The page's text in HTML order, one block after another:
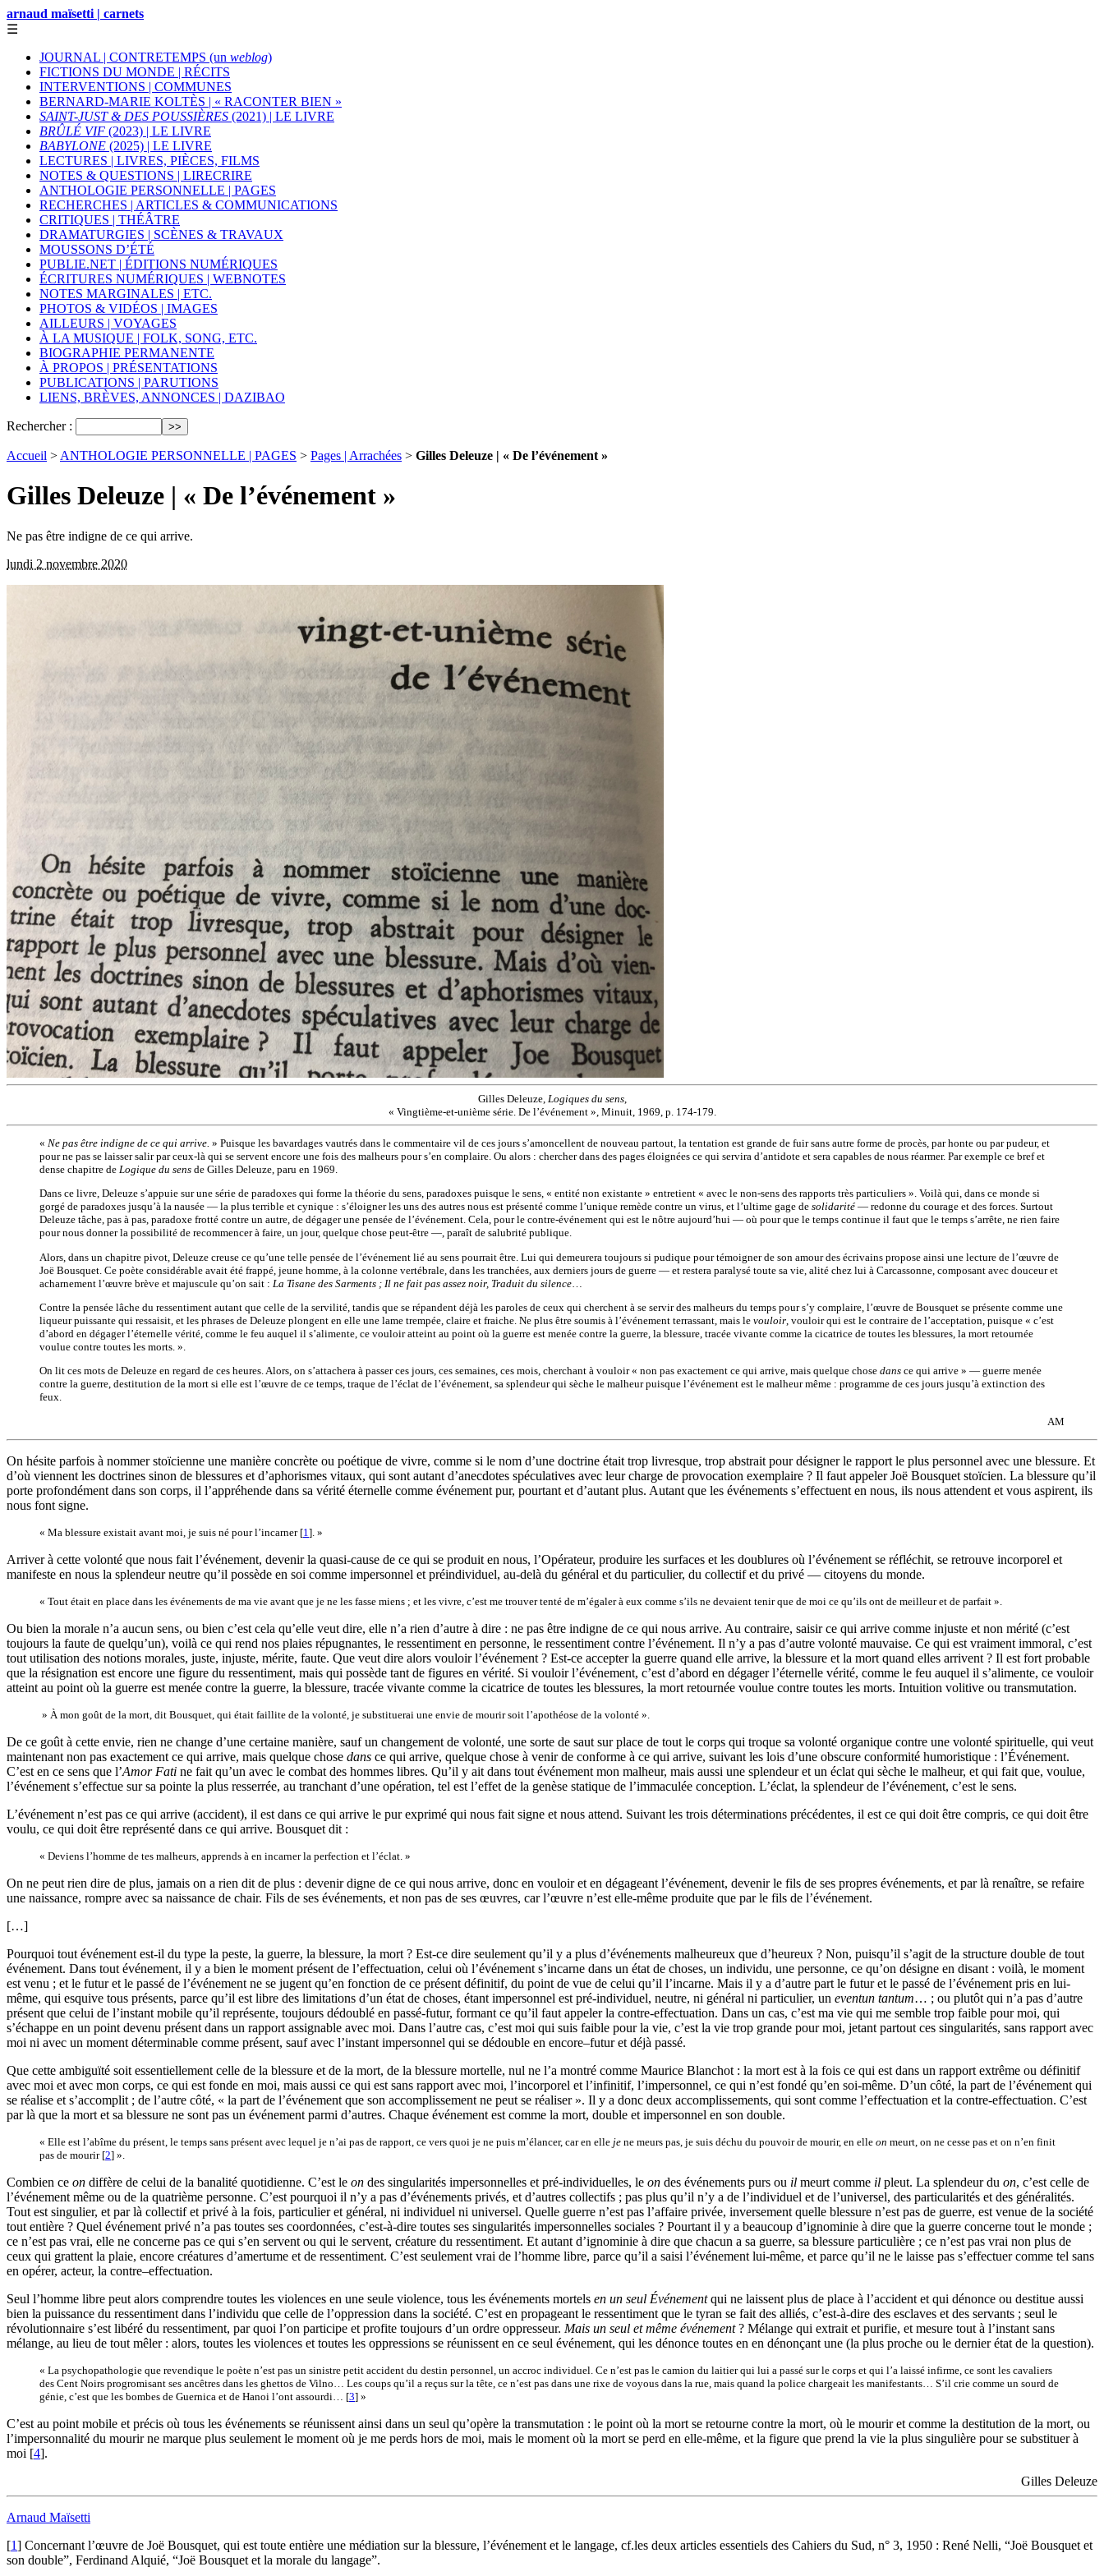
arnaud maïsetti | carnets
☰
JOURNAL | CONTRETEMPS (un weblog)
FICTIONS DU MONDE | RÉCITS
INTERVENTIONS | COMMUNES
BERNARD-MARIE KOLTÈS | « RACONTER BIEN »
SAINT-JUST & DES POUSSIÈRES (2021) | LE LIVRE
BRÛLÉ VIF (2023) | LE LIVRE
BABYLONE (2025) | LE LIVRE
LECTURES | LIVRES, PIÈCES, FILMS
NOTES & QUESTIONS | LIRECRIRE
ANTHOLOGIE PERSONNELLE | PAGES
RECHERCHES | ARTICLES & COMMUNICATIONS
CRITIQUES | THÉÂTRE
DRAMATURGIES | SCÈNES & TRAVAUX
MOUSSONS D’ÉTÉ
PUBLIE.NET | ÉDITIONS NUMÉRIQUES
ÉCRITURES NUMÉRIQUES | WEBNOTES
NOTES MARGINALES | ETC.
PHOTOS & VIDÉOS | IMAGES
AILLEURS | VOYAGES
À LA MUSIQUE | FOLK, SONG, ETC.
BIOGRAPHIE PERMANENTE
À PROPOS | PRÉSENTATIONS
PUBLICATIONS | PARUTIONS
LIENS, BRÈVES, ANNONCES | DAZIBAO
Rechercher :
Accueil > ANTHOLOGIE PERSONNELLE | PAGES > Pages | Arrachées > Gilles Deleuze | « De l’événement »
Gilles Deleuze | « De l’événement »
Ne pas être indigne de ce qui arrive.
lundi 2 novembre 2020
Gilles Deleuze, Logiques du sens,
« Vingtième-et-unième série. De l’événement », Minuit, 1969, p. 174-179.
« Ne pas être indigne de ce qui arrive. » Puisque les bavardages vautrés dans le commentaire vil de ces jours s’amoncellent de nouveau partout, la tentation est grande de fuir sans autre forme de procès, par honte ou par pudeur, et
pour ne pas se laisser salir par ceux-là qui se servent encore une fois des malheurs pour s’en complaire. Ou alors : chercher dans des pages éloignées ce qui servira d’antidote et sera capables de nous réarmer. Par exemple ce bref et
dense chapitre de Logique du sens de Gilles Deleuze, paru en 1969.
Dans ce livre, Deleuze s’appuie sur une série de paradoxes qui forme la théorie du sens, paradoxes puisque le sens, « entité non existante » entretient « avec le non-sens des rapports très particuliers ». Voilà qui, dans ce monde si
gorgé de paradoxes jusqu’à la nausée — la plus terrible et cynique : s’éloigner les uns des autres nous est présenté comme l’unique remède contre un virus, et l’ultime gage de solidarité — redonne du courage et des forces. Surtout
Deleuze tâche, pas à pas, paradoxe frotté contre un autre, de dégager une pensée de l’événement. Cela, pour le contre-événement qui est le nôtre aujourd’hui — où pour que le temps continue il faut que le temps s’arrête, ne rien faire
pour nous donner la possibilité de recommencer à faire, un jour, quelque chose peut-être —, paraît de salubrité publique.
Alors, dans un chapitre pivot, Deleuze creuse ce qu’une telle pensée de l’événement lié au sens pourrait être. Lui qui demeurera toujours si pudique pour témoigner de son amour des écrivains propose ainsi une lecture de l’œuvre de
Joë Bousquet. Ce poète considérable avait été frappé, jeune homme, à la colonne vertébrale, dans les tranchées, aux derniers jours de guerre — et restera paralysé toute sa vie, alité chez lui à Carcassonne, composant avec douceur et
acharnement l’œuvre brève et majuscule qu’on sait : La Tisane des Sarments ; Il ne fait pas assez noir, Traduit du silence
Contre la pensée lâche du ressentiment autant que celle de la servilité, tandis que se répandent déjà les paroles de ceux qui cherchent à se servir des malheurs du temps pour s’y complaire, l’œuvre de Bousquet se présente comme une
liqueur puissante qui ressaisit, et les phrases de Deleuze plongent en elle une lame trempée, claire et fraiche. Ne plus être soumis à l’événement terrassant, mais le vouloir , vouloir qui est le contraire de l’acceptation, puisque « c’est
d’abord en dégager l’éternelle vérité, comme le feu auquel il s’alimente, ce vouloir atteint au point où la guerre est menée contre la guerre, la blessure, tracée vivante comme la cicatrice de toutes les blessures, la mort retournée
voulue contre toutes les morts. ».
On lit ces mots de Deleuze en regard de ces heures. Alors, on s’attachera à passer ces jours, ces semaines, ces mois, cherchant à vouloir « non pas exactement ce qui arrive, mais quelque chose dans ce qui arrive » — guerre menée
contre la guerre, destitution de la mort si elle est l’œuvre de ce temps, traque de l’éclat de l’événement, sa splendeur qui sèche le malheur puisque l’événement est le malheur même : programme de ces jours jusqu’à extinction des
feux.
AM
On hésite parfois à nommer stoïcienne une manière concrète ou poétique de vivre, comme si le nom d’une doctrine était trop livresque, trop abstrait pour désigner le rapport le plus personnel avec une blessure. Et
d’où viennent les doctrines sinon de blessures et d’aphorismes vitaux, qui sont autant d’anecdotes spéculatives avec leur charge de provocation exemplaire ? Il faut appeler Joë Bousquet stoïcien. La blessure qu’il
porte profondément dans son corps, il l’appréhende dans sa vérité éternelle comme événement pur, pourtant et d’autant plus. Autant que les événements s’effectuent en nous, ils nous attendent et vous aspirent, ils
nous font signe.
« Ma blessure existait avant moi, je suis né pour l’incarner[1 ] . »
Arriver à cette volonté que nous fait l’événement, devenir la quasi-cause de ce qui se produit en nous, l’Opérateur, produire les surfaces et les doublures où l’événement se réfléchit, se retrouve incorporel et
manifeste en nous la splendeur neutre qu’il possède en soi comme impersonnel et préindividuel, au-delà du général et du particulier, du collectif et du privé — citoyens du monde.
« Tout était en place dans les événements de ma vie avant que je ne les fasse miens ; et les vivre, c’est me trouver tenté de m’égaler à eux comme s’ils ne devaient tenir que de moi ce qu’ils ont de meilleur et de parfait ».
Ou bien la morale n’a aucun sens, ou bien c’est cela qu’elle veut dire, elle n’a rien d’autre à dire : ne pas être indigne de ce qui nous arrive. Au contraire, saisir ce qui arrive comme injuste et non mérité (c’est
toujours la faute de quelqu’un), voilà ce qui rend nos plaies répugnantes, le ressentiment en personne, le ressentiment contre l’événement. Il n’y a pas d’autre volonté mauvaise. Ce qui est vraiment immoral, c’est
tout utilisation des notions morales, juste, injuste, mérite, faute. Que veut dire alors vouloir l’événement ? Est-ce accepter la guerre quand elle arrive, la blessure et la mort quand elles arrivent ? Il est fort probable
que la résignation est encore une figure du ressentiment, mais qui possède tant de figures en vérité. Si vouloir l’événement, c’est d’abord en dégager l’éternelle vérité, comme le feu auquel il s’alimente, ce vouloir
atteint au point où la guerre est menée contre la guerre, la blessure, tracée vivante comme la cicatrice de toutes les blessures, la mort retournée voulue contre toutes les morts. Intuition volitive ou transmutation.
» À mon goût de la mort, dit Bousquet, qui était faillite de la volonté, je substituerai une envie de mourir soit l’apothéose de la volonté ».
De ce goût à cette envie, rien ne change d’une certaine manière, sauf un changement de volonté, une sorte de saut sur place de tout le corps qui troque sa volonté organique contre une volonté spirituelle, qui veut
maintenant non pas exactement ce qui arrive, mais quelque chose dans ce qui arrive, quelque chose à venir de conforme à ce qui arrive, suivant les lois d’une obscure conformité humoristique : l’Événement.
C’est en ce sens que l’Amor Fati ne fait qu’un avec le combat des hommes libres. Qu’il y ait dans tout événement mon malheur, mais aussi une splendeur et un éclat qui sèche le malheur, et qui fait que, voulue,
l’événement s’effectue sur sa pointe la plus resserrée, au tranchant d’une opération, tel est l’effet de la genèse statique de l’immaculée conception. L’éclat, la splendeur de l’événement, c’est le sens.
L’événement n’est pas ce qui arrive (accident), il est dans ce qui arrive le pur exprimé qui nous fait signe et nous attend. Suivant les trois déterminations précédentes, il est ce qui doit être compris, ce qui doit être
voulu, ce qui doit être représenté dans ce qui arrive. Bousquet dit :
« Deviens l’homme de tes malheurs, apprends à en incarner la perfection et l’éclat. »
On ne peut rien dire de plus, jamais on a rien dit de plus : devenir digne de ce qui nous arrive, donc en vouloir et en dégageant l’événement, devenir le fils de ses propres événements, et par là renaître, se refaire
une naissance, rompre avec sa naissance de chair. Fils de ses événements, et non pas de ses œuvres, car l’œuvre n’est elle-même produite que par le fils de l’événement.
[…]
Pourquoi tout événement est-il du type la peste, la guerre, la blessure, la mort ? Est-ce dire seulement qu’il y a plus d’événements malheureux que d’heureux ? Non, puisqu’il s’agit de la structure double de tout
événement. Dans tout événement, il y a bien le moment présent de l’effectuation, celui où l’événement s’incarne dans un état de choses, un individu, une personne, ce qu’on désigne en disant : voilà, le moment
est venu ; et le futur et le passé de l’événement ne se jugent qu’en fonction de ce présent définitif, du point de vue de celui qu’il l’incarne. Mais il y a d’autre part le futur et le passé de l’événement pris en lui-
même, qui esquive tous présents, parce qu’il est libre des limitations d’un état de choses, étant impersonnel est pré-individuel, neutre, ni général ni particulier, un eventun tantum… ; ou plutôt qui n’a pas d’autre
présent que celui de l’instant mobile qu’il représente, toujours dédoublé en passé-futur, formant ce qu’il faut appeler la contre-effectuation. Dans un cas, c’est ma vie qui me semble trop faible pour moi, qui
s’échappe en un point devenu présent dans un rapport assignable avec moi. Dans l’autre cas, c’est moi qui suis faible pour la vie, c’est la vie trop grande pour moi, jetant partout ces singularités, sans rapport avec
moi ni avec un moment déterminable comme présent, sauf avec l’instant impersonnel qui se dédouble en encore–futur et déjà passé.
Que cette ambiguïté soit essentiellement celle de la blessure et de la mort, de la blessure mortelle, nul ne l’a montré comme Maurice Blanchot : la mort est à la fois ce qui est dans un rapport extrême ou définitif
avec moi et avec mon corps, ce qui est fonde en moi, mais aussi ce qui est sans rapport avec moi, l’incorporel et l’infinitif, l’impersonnel, ce qui n’est fondé qu’en soi-même. D’un côté, la part de l’événement qui
se réalise et s’accomplit ; de l’autre côté, « la part de l’événement que son accomplissement ne peut se réaliser ». Il y a donc deux accomplissements, qui sont comme l’effectuation et la contre-effectuation. C’est
par là que la mort et sa blessure ne sont pas un événement parmi d’autres. Chaque événement est comme la mort, double et impersonnel en son double.
« Elle est l’abîme du présent, le temps sans présent avec lequel je n’ai pas de rapport, ce vers quoi je ne puis m’élancer, car en elle je ne meurs pas, je suis déchu du pouvoir de mourir, en elle on meurt, on ne cesse pas et on n’en finit
pas de mourir[2] ».
Combien ce on diffère de celui de la banalité quotidienne. C’est le on des singularités impersonnelles et pré-individuelles, le on des événements purs ou il meurt comme il pleut. La splendeur du on, c’est celle de
l’événement même ou de la quatrième personne. C’est pourquoi il n’y a pas d’événements privés, et d’autres collectifs ; pas plus qu’il n’y a de l’individuel et de l’universel, des particularités et des généralités.
Tout est singulier, et par là collectif et privé à la fois, particulier et général, ni individuel ni universel. Quelle guerre n’est pas l’affaire privée, inversement quelle blessure n’est pas de guerre, est venue de la société
tout entière ? Quel événement privé n’a pas toutes ses coordonnées, c’est-à-dire toutes ses singularités impersonnelles sociales ? Pourtant il y a beaucoup d’ignominie à dire que la guerre concerne tout le monde ;
ce n’est pas vrai, elle ne concerne pas ce qui s’en servent ou qui le servent, créature du ressentiment. Et autant d’ignominie à dire que chacun a sa guerre, sa blessure particulière ; ce n’est pas vrai non plus de
ceux qui grattent la plaie, encore créatures d’amertume et de ressentiment. C’est seulement vrai de l’homme libre, parce qu’il a saisi l’événement lui-même, et parce qu’il ne le laisse pas s’effectuer comme tel sans
en opérer, acteur, la contre–effectuation.
Seul l’homme libre peut alors comprendre toutes les violences en une seule violence, tous les événements mortels en un seul Événementqui ne laissent plus de place à l’accident et qui dénonce ou destitue aussi
bien la puissance du ressentiment dans l’individu que celle de l’oppression dans la société. C’est en propageant le ressentiment que le tyran se fait des alliés, c’est-à-dire des esclaves et des servants ; seul le
révolutionnaire s’est libéré du ressentiment, par quoi l’on participe et profite toujours d’un ordre oppresseur. Mais un seul et même événement? Mélange qui extrait et purifie, et mesure tout à l’instant sans
mélange, au lieu de tout mêler : alors, toutes les violences et toutes les oppressions se réunissent en ce seul événement, qui les dénonce toutes en en dénonçant une (la plus proche ou le dernier état de la question).
« La psychopathologie que revendique le poète n’est pas un sinistre petit accident du destin personnel, un accroc individuel. Ce n’est pas le camion du laitier qui lui a passé sur le corps et qui l’a laissé infirme, ce sont les cavaliers
des Cent Noirs progromisant ses ancêtres dans les ghettos de Vilno… Les coups qu’il a reçus sur la tête, ce n’est pas dans une rixe de voyous dans la rue, mais quand la police chargeait les manifestants… S’il crie comme un sourd de
génie, c’est que les bombes de Guernica et de Hanoi l’ont assourdi…
[3] »
C’est au point mobile et précis où tous les événements se réunissent ainsi dans un seul qu’opère la transmutation : le point où la mort se retourne contre la mort, où le mourir et comme la destitution de la mort, ou
l’impersonnalité du mourir ne marque plus seulement le moment où je me perds hors de moi, mais le moment où la mort se perd en elle-même, et la figure que prend la vie la plus singulière pour se substituer à
moi [4].
Gilles Deleuze
Arnaud Maïsetti
[1] Concernant l’œuvre de Joë Bousquet, qui est toute entière une médiation sur la blessure, l’événement et le langage, cf.les deux articles essentiels des Cahiers du Sud, n° 3, 1950 : René Nelli, “Joë Bousquet et
son double”, Ferdinand Alquié, “Joë Bousquet et la morale du langage”.